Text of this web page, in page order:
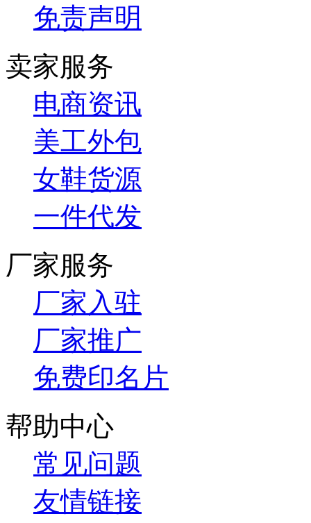
免责声明
卖家服务
电商资讯
美工外包
女鞋货源
一件代发
厂家服务
厂家入驻
厂家推广
免费印名片
帮助中心
常见问题
友情链接